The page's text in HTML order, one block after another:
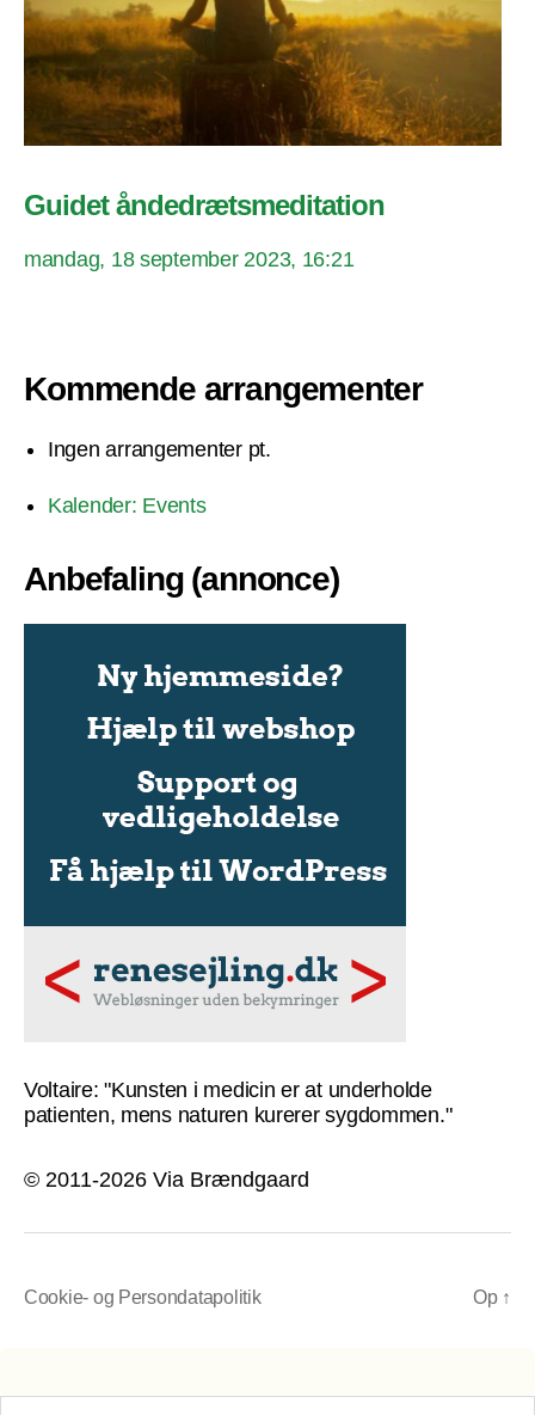
Guidet åndedrætsmeditation
mandag, 18 september 2023, 16:21
Kommende arrangementer
Ingen arrangementer pt.
Kalender: Events
Anbefaling (annonce)
Voltaire: "Kunsten i medicin er at underholde
patienten, mens naturen kurerer sygdommen."
© 2011-2026 Via Brændgaard
Cookie- og Persondatapolitik Op ↑